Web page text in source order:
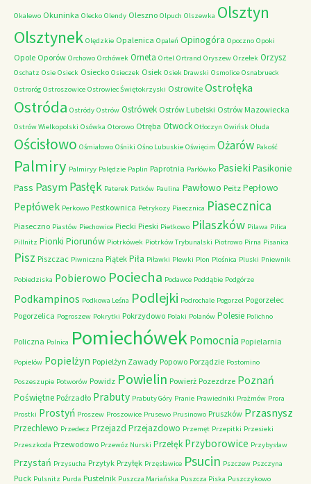
Okalewo Okuninka Olecko Olendy Oleszno Olpuch Olszewka Olsztyn
Olsztynek Olędzkie Opalenica Opaleń Opinogóra Opoczno Opoki
Opole Oporów Orchowo Orchówek Orneta Ortel Ortrand Oryszew Orzełek Orzysz
Oschatz Osie Osieck Osiecko Osieczek Osiek Osiek Drawski Osmolice Osnabrueck
Ostroróg Ostroszowice Ostrowiec Świętokrzyski Ostrowite Ostrołęka
Ostróda Ostródy Ostrów Ostrówek Ostrów Lubelski Ostrów Mazowiecka
Ostrów Wielkopolski Osówka Otorowo Otręba Otwock Otłoczyn Owińsk Ołuda
Ościsłowo Ośmiałowo Ośniki Ośno Lubuskie Oświęcim Ożarów Pakość
Palmiry Palmiryy Palędzie Paplin Paprotnia Parłówko Pasieki Pasikonie
Pass PasymPasłęk Paterek Patków Paulina Pawłowo Peitz Pepłowo
Pepłówek Perkowo Pestkownica Petrykozy Piaecznica Piasecznica
Piaseczno Piastów Piechowice Piecki Pieski Pietkowo Pilaszków Pilawa Pilica
Pillnitz Pionki Piorunów Piotrkówek Piotrków Trybunalski Piotrowo Pirna Pisanica
Pisz Piszczac Piwniczna Piątek Piła Piławki Plewki Plon Plośnica Pluski Pniewnik
Pobiedziska Pobierowo Pociecha Podawce Poddąbie Podgórze
Podkampinos Podkowa Leśna Podlejki Podrochale Pogorzel Pogorzelec
Pogorzelica Pogroszew Pokrytki Pokrzydowo Polaki Polanów Polesie Polichno
Policzna Polnica PomiechówekPomocnia Popielarnia
Popielów Popielżyn Popielżyn Zawady Popowo Porządzie Postomino
Poszeszupie Potworów Powidz Powielin Powierż Pozezdrze Poznań
Poświętne Poźrzadło Prabuty Prabuty Góry Pranie Prawiedniki Prażmów Prora
Prostki Prostyń Proszew Proszowice Prusewo Prusinowo Pruszków Przasnysz
Przechlewo Przedecz Przejazd Przejazdowo Przemęt Przepitki Przesieki
Przeszkoda Przewodowo Przewóz Nurski Przełęk Przyborowice Przybysław
Przystań Przysucha Przytyk Przyłęk Przęsławice Psucin Pszczew Pszczyna
Puck Pulsnitz Purda Pustelnik Puszcza Mariańska Puszcza Piska Puszczykowo